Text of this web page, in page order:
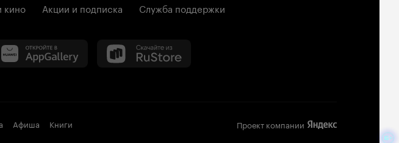
кино Акции и подписка Служба поддержки
Афиша Книги Проект компании